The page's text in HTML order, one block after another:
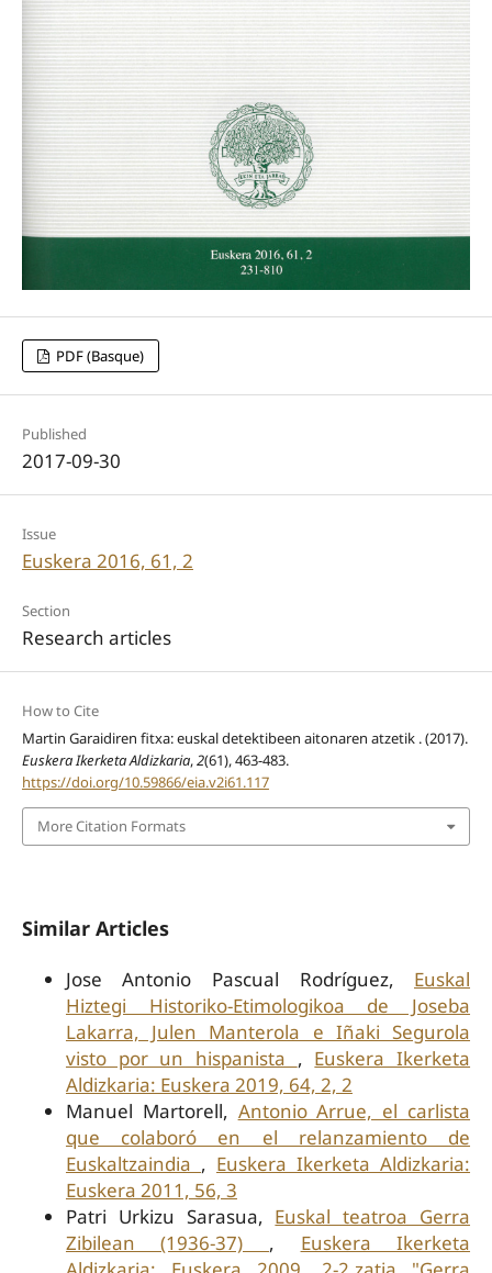
PDF (Basque)
Published
2017-09-30
Issue
Euskera 2016, 61, 2
Section
Research articles
How to Cite
Martin Garaidiren fitxa: euskal detektibeen aitonaren atzetik . (2017).
Euskera Ikerketa Aldizkaria,2(61), 463-483.
https://doi.org/10.59866/eia.v2i61.117
More Citation Formats
Similar Articles
Jose Antonio Pascual Rodríguez, Euskal
Hiztegi Historiko-Etimologikoa de Joseba
Lakarra, Julen Manterola e Iñaki Segurola
visto por un hispanista , Euskera Ikerketa
Aldizkaria: Euskera 2019, 64, 2, 2
Manuel Martorell, Antonio Arrue, el carlista
que colaboró en el relanzamiento de
Euskaltzaindia , Euskera Ikerketa Aldizkaria:
Euskera 2011, 56, 3
Patri Urkizu Sarasua, Euskal teatroa Gerra
Zibilean (1936-37) , Euskera Ikerketa